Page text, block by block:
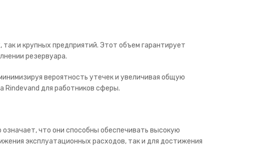
и крупных предприятий. Этот объем гарантирует
резервуара.
вероятность утечек и увеличивая общую
Rindevand для работников сферы.
что они способны обеспечивать высокую
эксплуатационных расходов, так и для достижения